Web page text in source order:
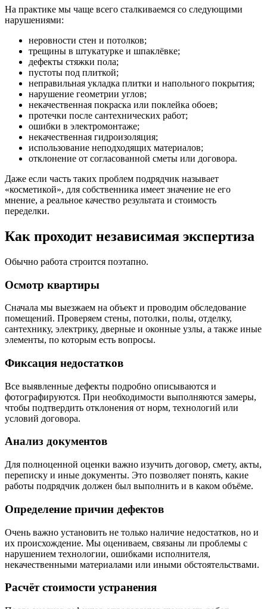
На практике мы чаще всего сталкиваемся со следующими
нарушениями:
неровности стен и потолков;
трещины в штукатурке и шпаклёвке;
дефекты стяжки пола;
пустоты под плиткой;
неправильная укладка плитки и напольного покрытия;
нарушение геометрии углов;
некачественная покраска или поклейка обоев;
протечки после сантехнических работ;
ошибки в электромонтаже;
некачественная гидроизоляция;
использование неподходящих материалов;
отклонение от согласованной сметы или договора.
Даже если часть таких проблем подрядчик называет
«косметикой», для собственника имеет значение не его
мнение, а реальное качество результата и стоимость
переделки.
Как проходит независимая экспертиза
Обычно работа строится поэтапно.
Осмотр квартиры
Сначала мы выезжаем на объект и проводим обследование
помещений. Проверяем стены, потолки, полы, отделку,
сантехнику, электрику, дверные и оконные узлы, а также иные
элементы, по которым есть вопросы.
Фиксация недостатков
Все выявленные дефекты подробно описываются и
фотографируются. При необходимости выполняются замеры,
чтобы подтвердить отклонения от норм, технологий или
условий договора.
Анализ документов
Для полноценной оценки важно изучить договор, смету, акты,
переписку и иные документы. Это позволяет понять, какие
работы подрядчик должен был выполнить и в каком объёме.
Определение причин дефектов
Очень важно установить не только наличие недостатков, но и
их происхождение. Мы оцениваем, связаны ли проблемы с
нарушением технологии, ошибками исполнителя,
некачественными материалами или иными обстоятельствами.
Расчёт стоимости устранения